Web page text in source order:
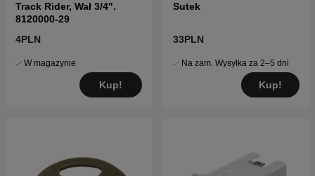
Track Rider, Wał 3/4".
8120000-29
4PLN
W magazynie
Kup!
Sutek
33PLN
Na zam. Wysyłka za 2–5 dni
Kup!